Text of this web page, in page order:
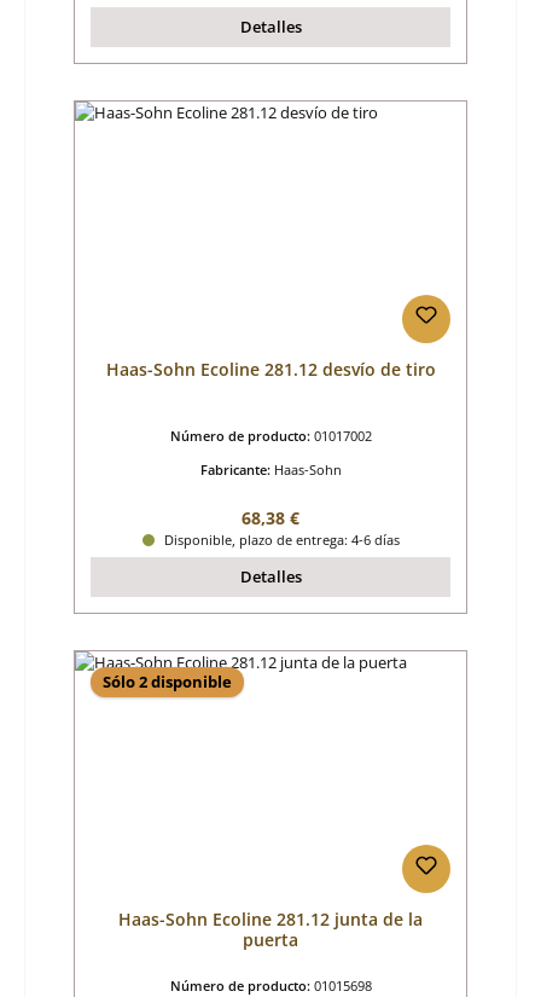
Detalles
Haas-Sohn Ecoline 281.12 desvío de tiro
Número de producto: 01017002
Fabricante: Haas-Sohn
Precio normal:
68,38 €
Disponible, plazo de entrega: 4-6 días
Detalles
Sólo 2 disponible
Haas-Sohn Ecoline 281.12 junta de la
puerta
Número de producto: 01015698